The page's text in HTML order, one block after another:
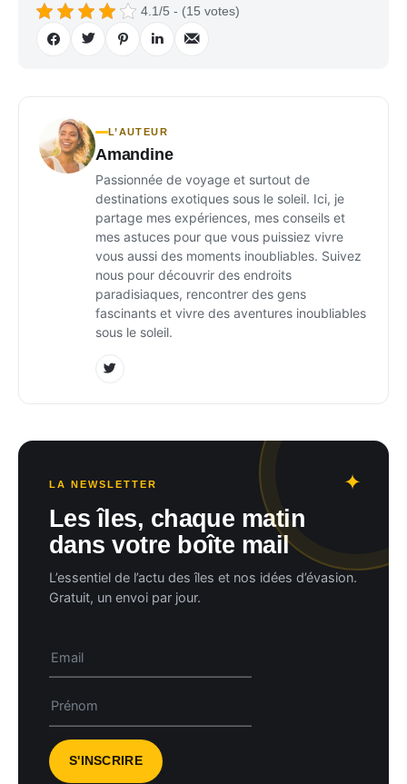
4.1/5 - (15 votes)
L’AUTEUR
Amandine
Passionnée de voyage et surtout de
destinations exotiques sous le soleil. Ici, je
partage mes expériences, mes conseils et
mes astuces pour que vous puissiez vivre
vous aussi des moments inoubliables. Suivez
nous pour découvrir des endroits
paradisiaques, rencontrer des gens
fascinants et vivre des aventures inoubliables
sous le soleil.
LA NEWSLETTER
Les îles, chaque matin
dans votre boîte mail
L’essentiel de l’actu des îles et nos idées d’évasion.
Gratuit, un envoi par jour.